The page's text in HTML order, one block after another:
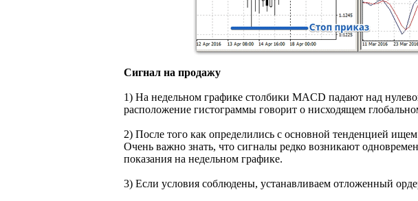
Сигнал на продажу
1) На недельном графике столбики MACD падают над
расположение гистограммы говорит о нисходящем
2) После того как определились с основной тенденцией
Очень важно знать, что сигналы редко возникают
показания на недельном графике.
3) Если условия соблюдены, устанавливаем отложенный